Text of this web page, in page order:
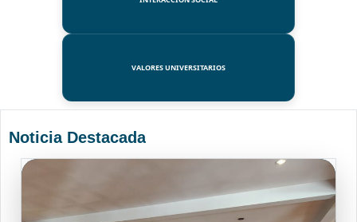
VALORES UNIVERSITARIOS
Noticia Destacada